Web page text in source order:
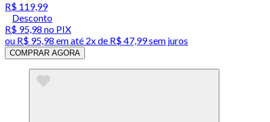
R$ 119,99
Desconto
R$ 95,98 no PIX
ou R$ 95,98 em até 2x de R$ 47,99 sem juros
COMPRAR AGORA